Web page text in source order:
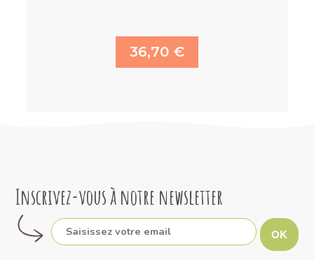
36,70 €
Inscrivez-vous à notre newsletter
OK